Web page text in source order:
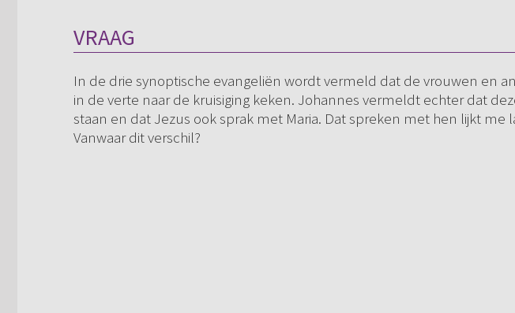
VRAAG
In de drie synoptische evangeliën wordt vermeld dat de vrouwen en
in de verte naar de kruisiging keken. Johannes vermeldt echter dat
staan en dat Jezus ook sprak met Maria. Dat spreken met hen lijkt me
Vanwaar dit verschil?